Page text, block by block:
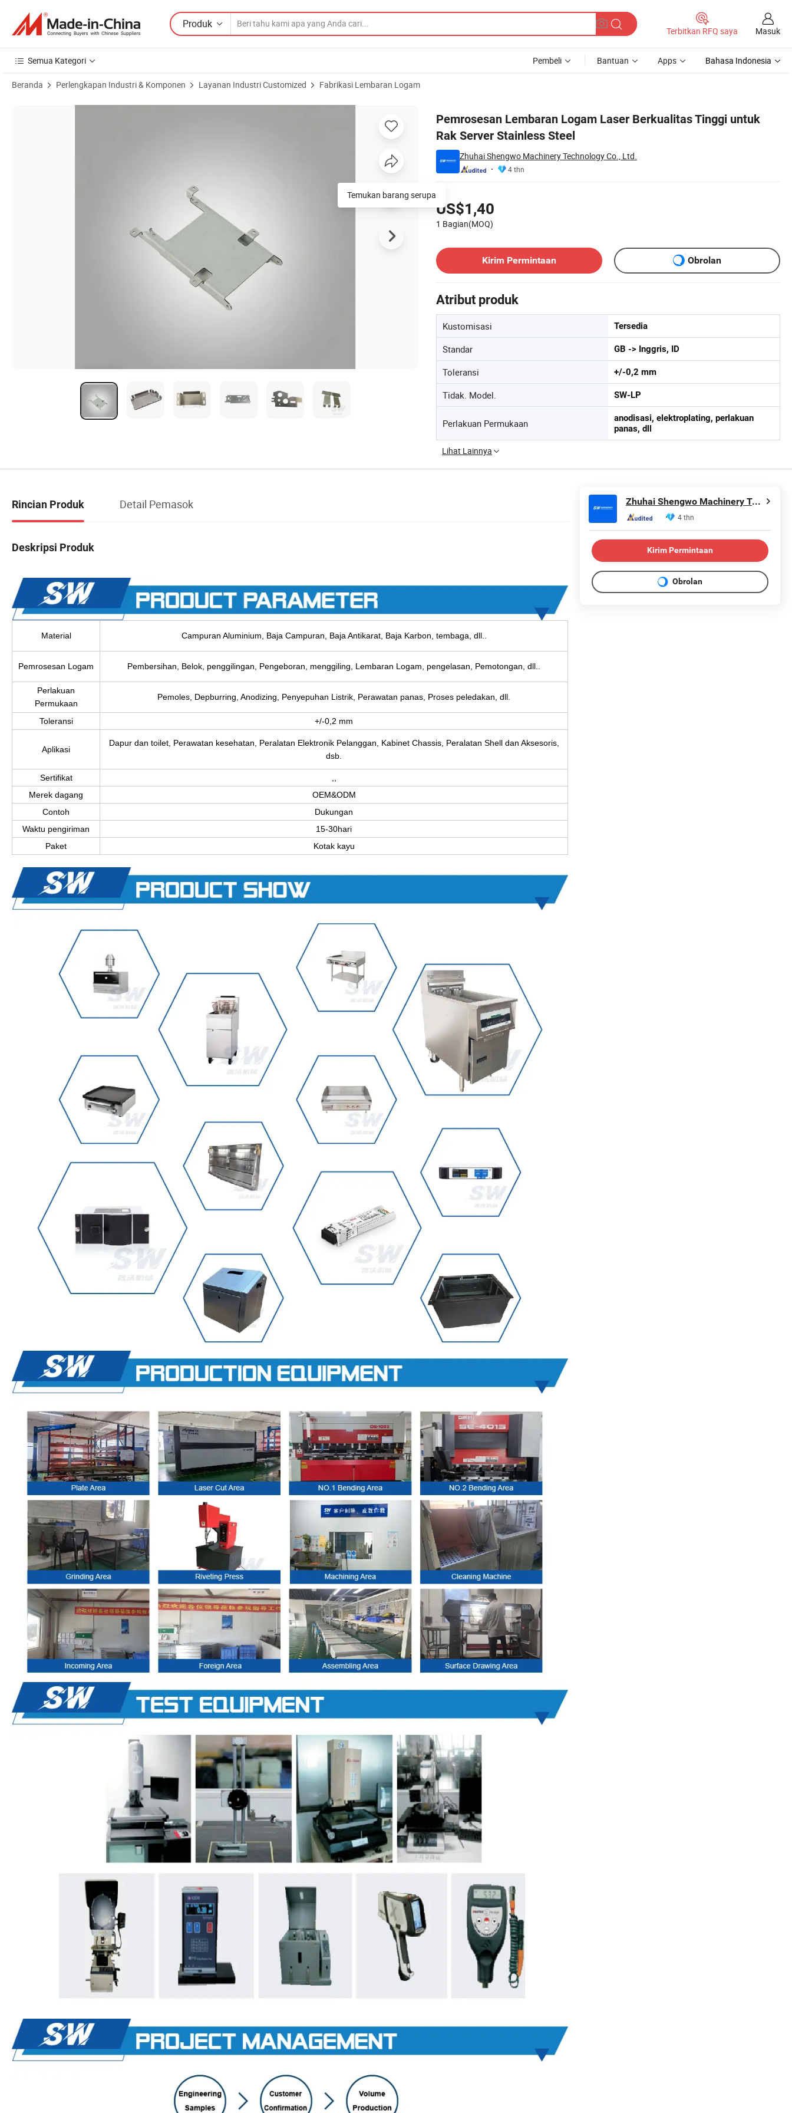
Produk
Terbitkan RFQ saya Masuk
Semua Kategori Pembeli Bantuan Apps Bahasa Indonesia
Beranda Perlengkapan Industri & Komponen Layanan Industri Customized Fabrikasi Lembaran Logam
Pemrosesan Lembaran Logam Laser Berkualitas Tinggi untuk
Rak Server Stainless Steel
Zhuhai Shengwo Machinery Technology Co., Ltd.
4 thn
US$1,40
1 Bagian(MOQ)
Kirim Permintaan
Obrolan
Atribut produk
Kustomisasi Tersedia
Standar GB -> Inggris, ID
Toleransi +/-0,2 mm
Tidak. Model. SW-LP
Perlakuan Permukaan
anodisasi, elektroplating, perlakuan
panas, dll
Lihat Lainnya
Gambar Produk dari Pemrosesan Lembaran Logam Laser Berkualitas Tinggi untuk Rak Server Stainless Steel
Temukan barang serupa
Rincian Produk Detail Pemasok
Deskripsi Produk
Material Campuran Aluminium, Baja Campuran, Baja Antikarat, Baja Karbon, tembaga, dll..
Pemrosesan Logam Pembersihan, Belok, penggilingan, Pengeboran, menggiling, Lembaran Logam, pengelasan, Pemotongan, dll..
Perlakuan
Permukaan
Pemoles, Depburring, Anodizing, Penyepuhan Listrik, Perawatan panas, Proses peledakan, dll.
Toleransi +/-0,2 mm
Aplikasi
Dapur dan toilet, Perawatan kesehatan, Peralatan Elektronik Pelanggan, Kabinet Chassis, Peralatan Shell dan Aksesoris,
dsb.
Sertifikat
Merek dagang
OEM&ODM
Contoh
Dukungan
Waktu pengiriman
15-30hari
Paket
Kotak kayu
Zhuhai Shengwo Machinery Technology Co., Ltd.
4 thn
Kirim Permintaan
Obrolan